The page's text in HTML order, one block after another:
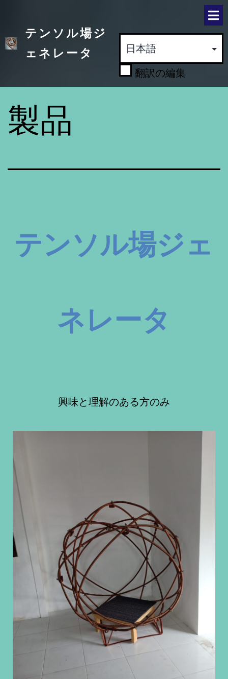
テンソル場ジ
ェネレータ
翻訳の編集
製品
テンソル場ジェ
ネレータ
興味と理解のある方のみ